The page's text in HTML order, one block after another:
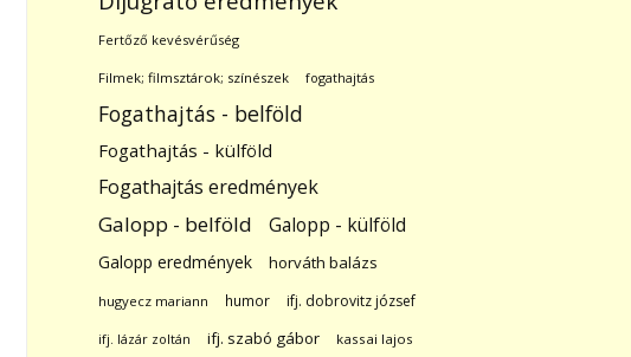
Fertőző kevésvérűség
Filmek; filmsztárok; színészek fogathajtás
Fogathajtás - belföld
Fogathajtás - külföld
Fogathajtás eredmények
Galopp - belföld Galopp - külföld
Galopp eredmények horváth balázs
hugyecz mariann humor ifj. dobrovitz józsef
ifj. lázár zoltán ifj. szabó gábor kassai lajos